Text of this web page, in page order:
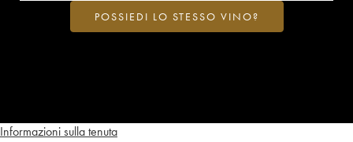
Informazioni sulla tenuta
POSSIEDI LO STESSO VINO?